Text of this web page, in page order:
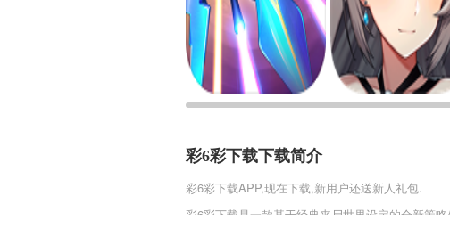
彩6彩下载下载简介
彩6彩下载APP,现在下载,新用户还送新人礼包.
彩6彩下载是一款基于经典丧尸世界设定的全新策
造各种建筑，利用哨兵和游侠来清理周遭的丧尸